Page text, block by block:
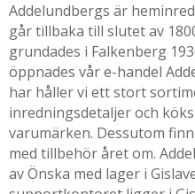
Addelundbergs är
går tillbaka till slutet av
grundades i Falkenberg
öppnades vår e-handel
har håller vi ett stort
inredningsdetaljer och
varumärken. Dessutom
med tillbehör året om.
av Önska med lager i